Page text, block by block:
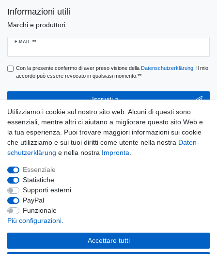
Informazioni utili
Marchi e produttori
E-MAIL **
Ceres::Template.newsletterHoneypotLabel
Con la presente confermo di aver preso visione della Daten­schutz­erklärung. Il mio
accordo può essere revocato in qualsiasi momento.**
Iscriviti a
** Questo è un campo obbligatorio.
Widerrufs­recht
Daten­schutz­erklärung
Utilizziamo i cookie sul nostro sito web. Alcuni di questi sono
essenziali, mentre altri ci aiutano a migliorare questo sito Web e
la tua esperienza. Puoi trovare maggiori informazioni sui cookie
che utilizziamo e sui tuoi diritti come utente nella nostra Daten­
schutz­erklärung e nella nostra Impronta
Essenziale
Statistiche
Supporti esterni
PayPal
Funzionale
Più configurazioni.
Accettare tutti